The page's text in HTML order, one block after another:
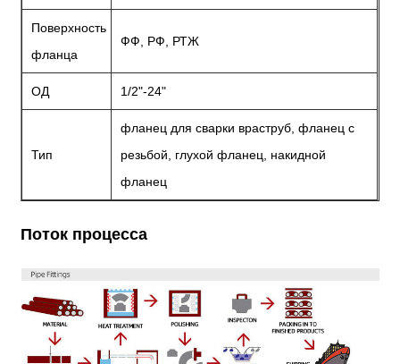
Поверхность
фланца
ФФ, РФ, РТЖ
ОД 1/2"-24"
Тип
фланец для сварки враструб, фланец с
резьбой, глухой фланец, накидной
фланец
Поток процесса